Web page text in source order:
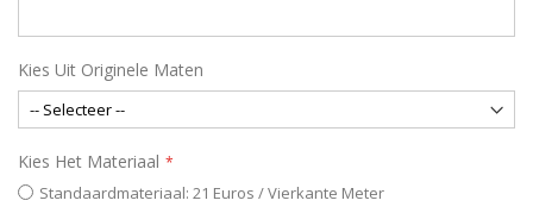
Kies Uit Originele Maten
Kies Het Materiaal
Standaardmateriaal: 21 Euros / Vierkante Meter